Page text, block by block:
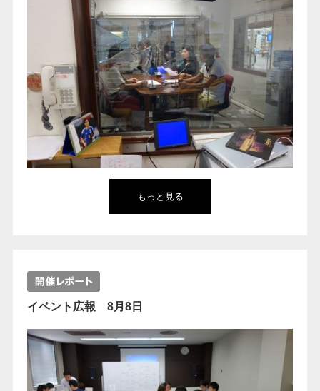
もっと見る
イベント広報 8月8日